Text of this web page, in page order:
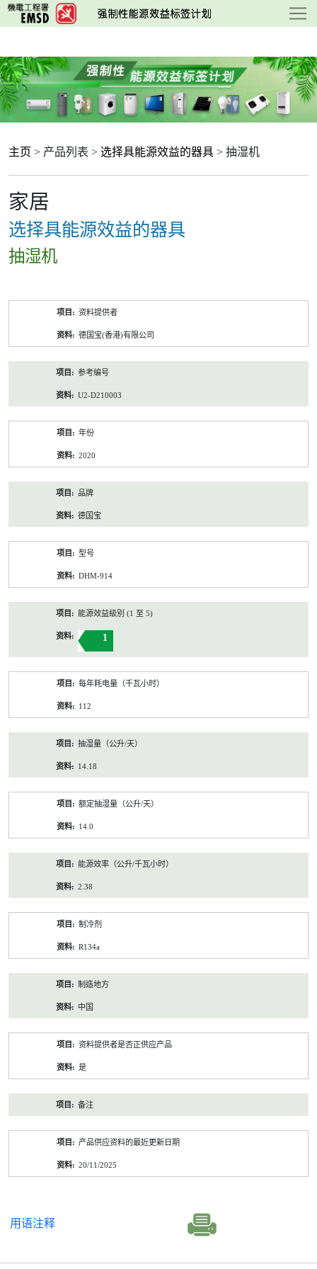
跳
至
要
内
容
主页 > 产品列表 > 选择具能源效益的器具 > 抽湿机
家居
选择具能源效益的器具
抽湿机
资料提供者
德国宝(香港)有限公司
参考编号
U2-D210003
年份
2020
品牌
德国宝
型号
DHM-914
能源效益級別 (1 至 5)
1
每年耗电量（千瓦小时）
112
抽湿量（公升/天）
14.18
额定抽湿量（公升/天）
14.0
能源效率（公升/千瓦小时）
2.38
制冷剂
R134a
制造地方
中国
资料提供者是否正供应产品
是
备注
产品供应资料的最近更新日期
20/11/2025
用语注释